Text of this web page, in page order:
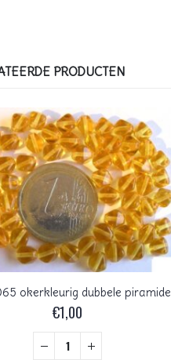
PRODUCTEN
okerkleurig dubbele piramide
€1,00